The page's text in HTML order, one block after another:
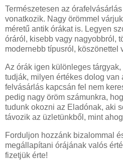
Természetesen az
vonatkozik. Nagy örömmel
méretű antik órákat is. Legyen
óráról, kisebb vagy nagyobbról,
modernebb típusról, köszönettel
Az órák igen különleges
tudják, milyen értékes dolog van
felvásárlás kapcsán fel nem
pedig nagy öröm számunkra,
tudunk okozni az Eladónak, aki
távozik az üzletünkből, mint
Forduljon hozzánk bizalommal
megállapítani órájának valós
fizetjük érte!